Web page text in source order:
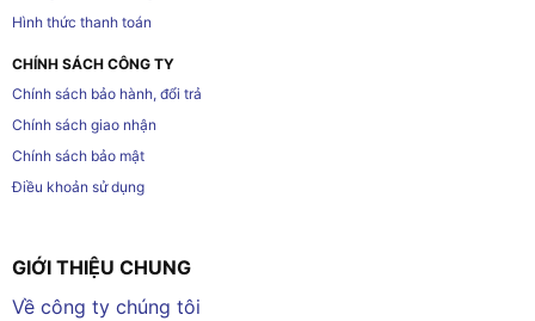
Hình thức thanh toán
CHÍNH SÁCH CÔNG TY
Chính sách bảo hành, đổi trả
Chính sách giao nhận
Chính sách bảo mật
Điều khoản sử dụng
GIỚI THIỆU CHUNG
Về công ty chúng tôi